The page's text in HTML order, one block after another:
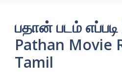
பதான் படம்
Pathan Movie
Tamil